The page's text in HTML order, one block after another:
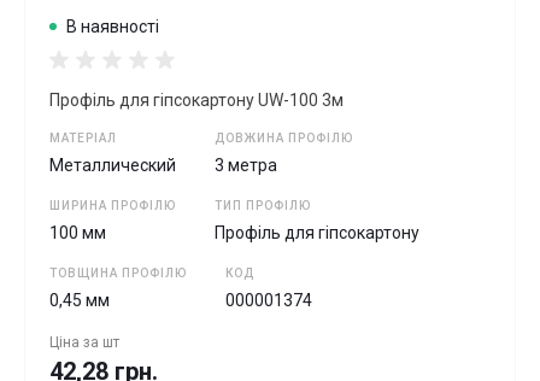
В наявності
Профіль для гіпсокартону UW-100 3м
МАТЕРІАЛ
Металлический
ДОВЖИНА ПРОФІЛЮ
3 метра
ШИРИНА ПРОФІЛЮ
100 мм
ТИП ПРОФІЛЮ
Профіль для гіпсокартону
ТОВЩИНА ПРОФІЛЮ
0,45 мм
КОД
000001374
Ціна за шт
42,28 грн.